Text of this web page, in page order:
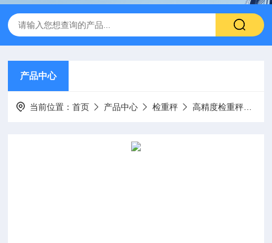
产品中心
当前位置：首页 产品中心 检重秤 高精度检重秤